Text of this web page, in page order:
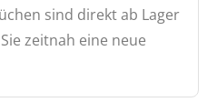
sind direkt ab Lager
zeitnah eine neue